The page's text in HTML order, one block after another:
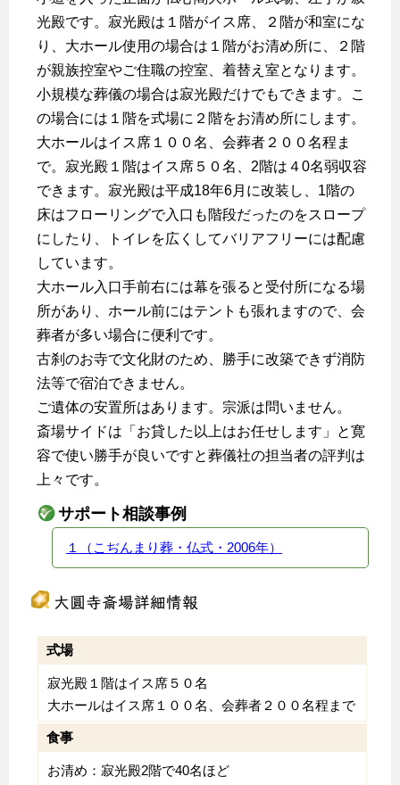
光殿です。寂光殿は１階がイス席、２階が和室にな
り、大ホール使用の場合は１階がお清め所に、２階
が親族控室やご住職の控室、着替え室となります。
小規模な葬儀の場合は寂光殿だけでもできます。こ
の場合には１階を式場に２階をお清め所にします。
大ホールはイス席１００名、会葬者２００名程ま
で。寂光殿１階はイス席５０名、2階は４0名弱収容
できます。寂光殿は平成18年6月に改装し、1階の
床はフローリングで入口も階段だったのをスロープ
にしたり、トイレを広くしてバリアフリーには配慮
しています。
大ホール入口手前右には幕を張ると受付所になる場
所があり、ホール前にはテントも張れますので、会
葬者が多い場合に便利です。
古刹のお寺で文化財のため、勝手に改築できず消防
法等で宿泊できません。
ご遺体の安置所はあります。宗派は問いません。
斎場サイドは「お貸した以上はお任せします」と寛
容で使い勝手が良いですと葬儀社の担当者の評判は
上々です。
サポート相談事例
１（こぢんまり葬・仏式・2006年）
大圓寺斎場詳細情報
式場
寂光殿１階はイス席５０名
大ホールはイス席１００名、会葬者２００名程まで
食事
お清め：寂光殿2階で40名ほど